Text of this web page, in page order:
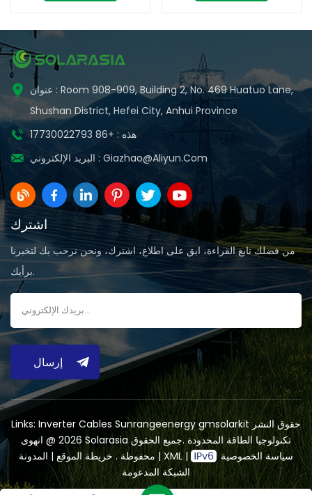
عنوان : Room 908-909, Building 2, No. 469 Huatuo Lane,
Shushan District, Hefei City, Anhui Province
هذه : +86 17730022793
البريد الإلكتروني : Giazhao@aliyun.com
اشترك
من فضلك تابع القراءة، ابق على اطلاع، اشترك، ونحن نرحب بك لتخبرنا
برأيك.
إرسال
Links: Inverter Cables Sunrangeenergy gmsolarkit
2026 @ انهوى Solarasia تكنولوجيا الطاقة المحدودة .جميع الحقوق
محفوظة . خريطة الموقع | | XML|
سياسة الخصوصية
الشبكة المدعومة